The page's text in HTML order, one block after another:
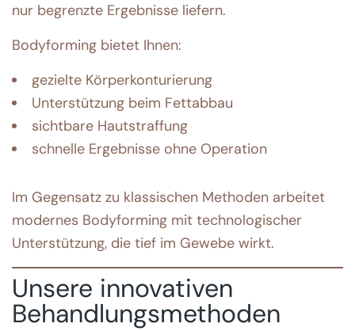
nur begrenzte Ergebnisse liefern.
Bodyforming bietet Ihnen:
gezielte Körperkonturierung
Unterstützung beim Fettabbau
sichtbare Hautstraffung
schnelle Ergebnisse ohne Operation
Im Gegensatz zu klassischen Methoden arbeitet
modernes Bodyforming mit technologischer
Unterstützung, die tief im Gewebe wirkt.
Unsere innovativen
Behandlungsmethoden